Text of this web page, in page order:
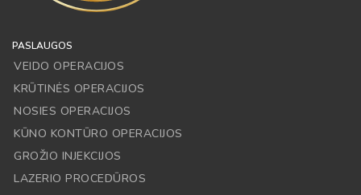
PASLAUGOS
VEIDO OPERACIJOS
KRŪTINĖS OPERACIJOS
NOSIES OPERACIJOS
KŪNO KONTŪRO OPERACIJOS
GROŽIO INJEKCIJOS
LAZERIO PROCEDŪROS